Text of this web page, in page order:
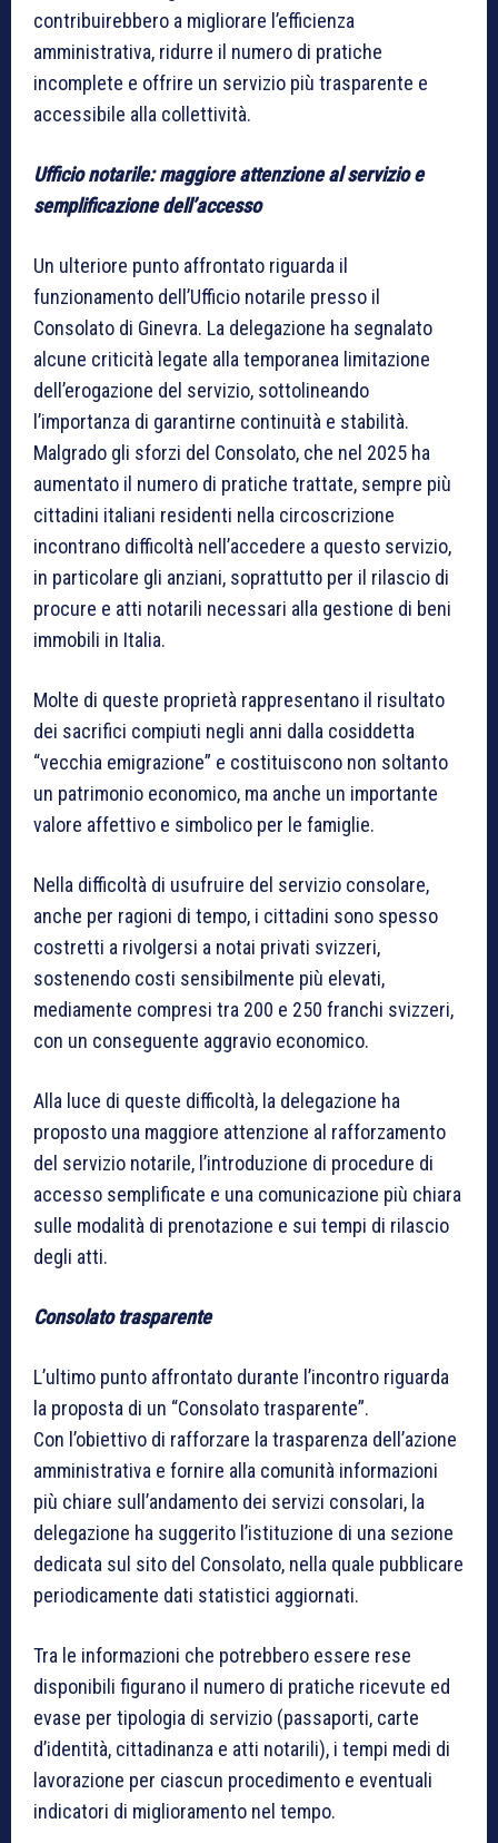
contribuirebbero a migliorare l’efficienza
amministrativa, ridurre il numero di pratiche
incomplete e offrire un servizio più trasparente e
accessibile alla collettività.
Ufficio notarile: maggiore attenzione al servizio e
semplificazione dell’accesso
Un ulteriore punto affrontato riguarda il
funzionamento dell’Ufficio notarile presso il
Consolato di Ginevra. La delegazione ha segnalato
alcune criticità legate alla temporanea limitazione
dell’erogazione del servizio, sottolineando
l’importanza di garantirne continuità e stabilità.
Malgrado gli sforzi del Consolato, che nel 2025 ha
aumentato il numero di pratiche trattate, sempre più
cittadini italiani residenti nella circoscrizione
incontrano difficoltà nell’accedere a questo servizio,
in particolare gli anziani, soprattutto per il rilascio di
procure e atti notarili necessari alla gestione di beni
immobili in Italia.
Molte di queste proprietà rappresentano il risultato
dei sacrifici compiuti negli anni dalla cosiddetta
“vecchia emigrazione” e costituiscono non soltanto
un patrimonio economico, ma anche un importante
valore affettivo e simbolico per le famiglie.
Nella difficoltà di usufruire del servizio consolare,
anche per ragioni di tempo, i cittadini sono spesso
costretti a rivolgersi a notai privati svizzeri,
sostenendo costi sensibilmente più elevati,
mediamente compresi tra 200 e 250 franchi svizzeri,
con un conseguente aggravio economico.
Alla luce di queste difficoltà, la delegazione ha
proposto una maggiore attenzione al rafforzamento
del servizio notarile, l’introduzione di procedure di
accesso semplificate e una comunicazione più chiara
sulle modalità di prenotazione e sui tempi di rilascio
degli atti.
Consolato trasparente
L’ultimo punto affrontato durante l’incontro riguarda
la proposta di un “Consolato trasparente”.
Con l’obiettivo di rafforzare la trasparenza dell’azione
amministrativa e fornire alla comunità informazioni
più chiare sull’andamento dei servizi consolari, la
delegazione ha suggerito l’istituzione di una sezione
dedicata sul sito del Consolato, nella quale pubblicare
periodicamente dati statistici aggiornati.
Tra le informazioni che potrebbero essere rese
disponibili figurano il numero di pratiche ricevute ed
evase per tipologia di servizio (passaporti, carte
d’identità, cittadinanza e atti notarili), i tempi medi di
lavorazione per ciascun procedimento e eventuali
indicatori di miglioramento nel tempo.